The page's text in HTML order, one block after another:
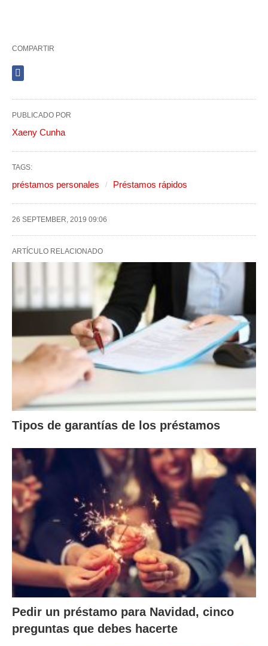
COMPARTIR
PUBLICADO POR
Xaeny Cunha
TAGS:
préstamos personales Préstamos rápidos
26 SEPTEMBER, 2019 09:06
ARTÍCULO RELACIONADO
Tipos de garantías de los préstamos
Pedir un préstamo para Navidad, cinco
preguntas que debes hacerte